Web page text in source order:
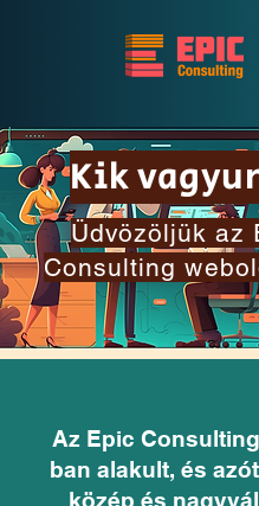
Kik
Üdvözöljük az
Consulting
Az Epic
ban alakult, és
közép és